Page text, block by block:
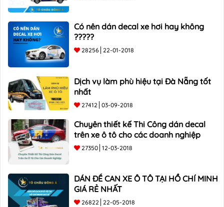
Có nên dán decal xe hơi hay không
?????
28256 22-01-2018
Dịch vụ làm phù hiệu tại Đà Nẵng tốt
nhất
27412 03-09-2018
Chuyên thiết kế Thi Công dán decal
trên xe ô tô cho các doanh nghiệp
27350 12-03-2018
DÁN ĐỀ CAN XE Ô TÔ TẠI HỒ CHÍ MINH
GIÁ RẺ NHẤT
26822 22-05-2018